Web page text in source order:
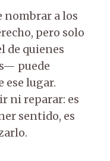
nombrar a los
pero solo
de quienes
puede
ese lugar.
ni reparar: es
sentido, es